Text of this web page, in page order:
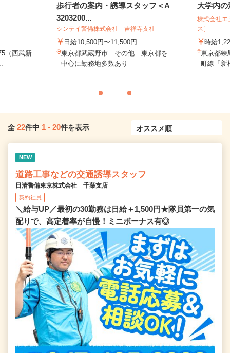
（西武新
歩行者の案内・誘導スタッフ＜A
3203200...
シンテイ警備株式会社 吉祥寺支社
日給10,500円〜11,500円
東京都武蔵野市 その他 東京都を
中心に勤務地多数あり
大学内の
株式会社エ
ス］
時給
東京都練
町線「新
全 22件中 1 - 20件を表示
NEW
道路工事などの交通誘導スタッフ
日清警備東京株式会社 千葉支店
契約社員
＼給与UP／最初の30勤務は日給＋1,500円★隊員第一の気
配りで、高定着率が自慢！ミニボーナス有◎